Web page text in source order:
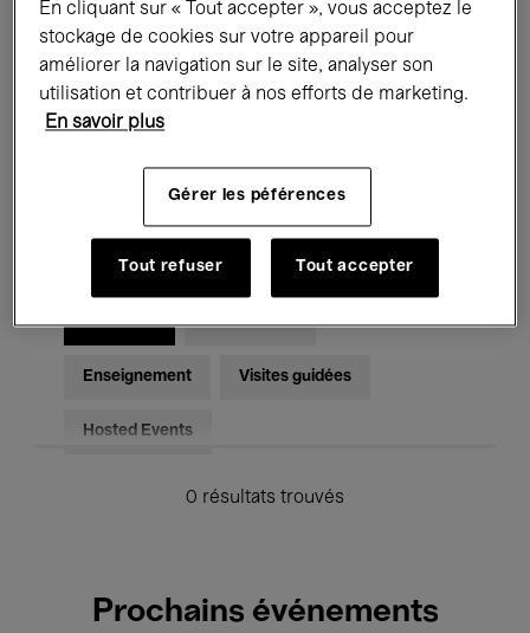
Tous les événements Concerts
Expositions Films Performances
Rencontres & Débats
Musique classique Global Music
Musique électronique
Pour tous Kids’ Palace
Enseignement Visites guidées
Hosted Events
0 résultats trouvés
Prochains événements
En cliquant sur « Tout accepter », vous acceptez le
stockage de cookies sur votre appareil pour
améliorer la navigation sur le site, analyser son
utilisation et contribuer à nos efforts de marketing.
En savoir plus
Gérer les péférences
Tout refuser Tout accepter